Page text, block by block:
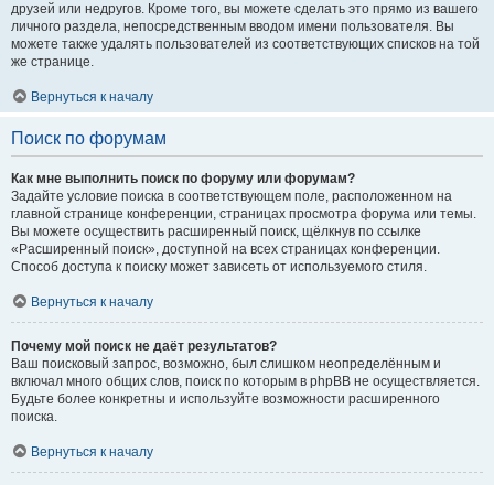
друзей или недругов. Кроме того, вы можете сделать это прямо из вашего
личного раздела, непосредственным вводом имени пользователя. Вы
можете также удалять пользователей из соответствующих списков на той
же странице.
Вернуться к началу
Поиск по форумам
Как мне выполнить поиск по форуму или форумам?
Задайте условие поиска в соответствующем поле, расположенном на
главной странице конференции, страницах просмотра форума или темы.
Вы можете осуществить расширенный поиск, щёлкнув по ссылке
«Расширенный поиск», доступной на всех страницах конференции.
Способ доступа к поиску может зависеть от используемого стиля.
Вернуться к началу
Почему мой поиск не даёт результатов?
Ваш поисковый запрос, возможно, был слишком неопределённым и
включал много общих слов, поиск по которым в phpBB не осуществляется.
Будьте более конкретны и используйте возможности расширенного
поиска.
Вернуться к началу